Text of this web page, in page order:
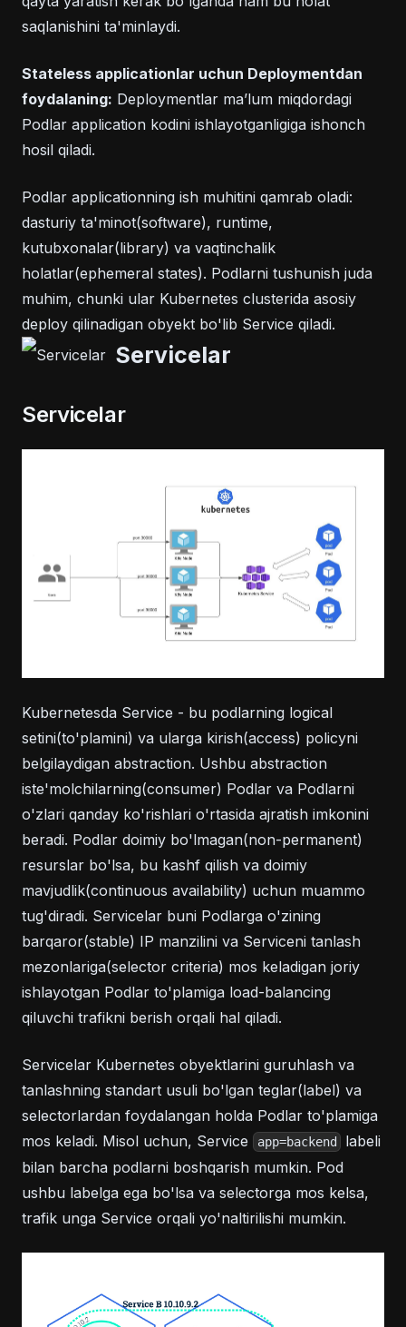
saqlanishini ta'minlaydi.
Stateless applicationlar uchun Deploymentdan
foydalaning: Deploymentlar maʼlum miqdordagi
Podlar application kodini ishlayotganligiga ishonch
hosil qiladi.
Podlar applicationning ish muhitini qamrab oladi:
dasturiy ta'minot(software), runtime,
kutubxonalar(library) va vaqtinchalik
holatlar(ephemeral states). Podlarni tushunish juda
muhim, chunki ular Kubernetes clusterida asosiy
deploy qilinadigan obyekt bo'lib Service qiladi.
Servicelar
Servicelar
Kubernetesda Service - bu podlarning logical
setini(to'plamini) va ularga kirish(access) policyni
belgilaydigan abstraction. Ushbu abstraction
iste'molchilarning(consumer) Podlar va Podlarni
o'zlari qanday ko'rishlari o'rtasida ajratish imkonini
beradi. Podlar doimiy bo'lmagan(non-permanent)
resurslar bo'lsa, bu kashf qilish va doimiy
mavjudlik(continuous availability) uchun muammo
tug'diradi. Servicelar buni Podlarga o'zining
barqaror(stable) IP manzilini va Serviceni tanlash
mezonlariga(selector criteria) mos keladigan joriy
ishlayotgan Podlar to'plamiga load-balancing
qiluvchi trafikni berish orqali hal qiladi.
Servicelar Kubernetes obyektlarini guruhlash va
tanlashning standart usuli bo'lgan teglar(label) va
selectorlardan foydalangan holda Podlar to'plamiga
mos keladi. Misol uchun, Service
app=backend
labeli
bilan barcha podlarni boshqarish mumkin. Pod
ushbu labelga ega bo'lsa va selectorga mos kelsa,
trafik unga Service orqali yo'naltirilishi mumkin.